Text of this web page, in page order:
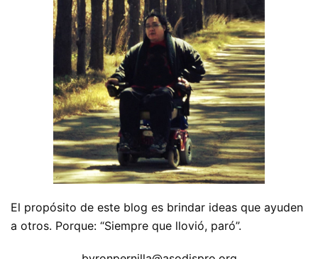
El propósito de este blog es brindar ideas que ayuden
a otros. Porque: “Siempre que llovió, paró”.